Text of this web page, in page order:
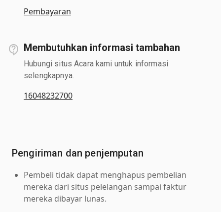
Pembayaran
Membutuhkan informasi tambahan
Hubungi situs Acara kami untuk informasi
selengkapnya.
16048232700
Pengiriman dan penjemputan
Pembeli tidak dapat menghapus pembelian
mereka dari situs pelelangan sampai faktur
mereka dibayar lunas.